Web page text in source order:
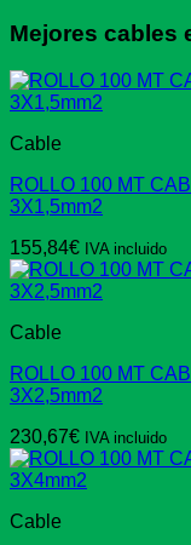
Mejores cables
Cable
ROLLO 100 MT
3X1,5mm2
155,84€ IVA incluido
Cable
ROLLO 100 MT
3X2,5mm2
230,67€ IVA incluido
Cable